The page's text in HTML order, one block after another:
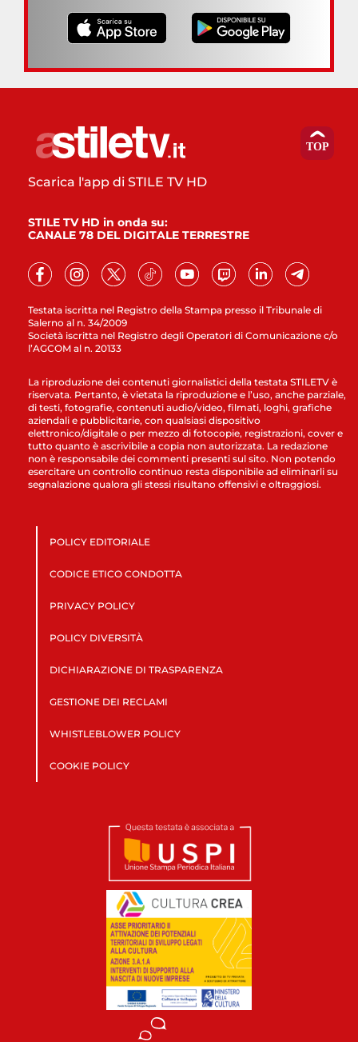
Testata iscritta nel Registro della Stampa presso il Tribunale di
Salerno al n. 34/2009
Società iscritta nel Registro degli Operatori di Comunicazione c/o
l’AGCOM al n. 20133
Scarica l'app di STILE TV HD
STILE TV HD in onda su:
CANALE 78 DEL DIGITALE TERRESTRE
La riproduzione dei contenuti giornalistici della testata STILETV è
riservata. Pertanto, è vietata la riproduzione e l’uso, anche parziale,
di testi, fotografie, contenuti audio/video, filmati, loghi, grafiche
aziendali e pubblicitarie, con qualsiasi dispositivo
elettronico/digitale o per mezzo di fotocopie, registrazioni, cover e
tutto quanto è ascrivibile a copia non autorizzata. La redazione
non è responsabile dei commenti presenti sul sito. Non potendo
esercitare un controllo continuo resta disponibile ad eliminarli su
segnalazione qualora gli stessi risultano offensivi e oltraggiosi.
POLICY EDITORIALE
CODICE ETICO CONDOTTA
PRIVACY POLICY
POLICY DIVERSITÀ
DICHIARAZIONE DI TRASPARENZA
GESTIONE DEI RECLAMI
WHISTLEBLOWER POLICY
COOKIE POLICY